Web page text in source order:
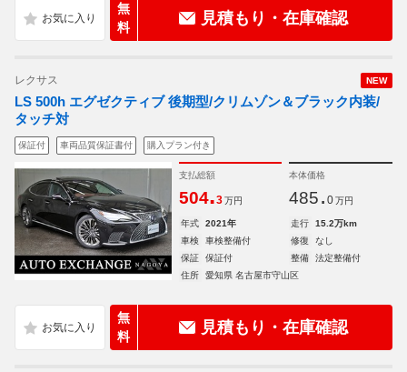
無
料
見積もり・在庫確認
NEW
レクサス
LS 500h エグゼクティブ 後期型/クリムゾン＆ブラック内装/
タッチ対
保証付 車両品質保証書付 購入プラン付き
支払総額
504.3 万円
本体価格
485. 0 万円
年式 2021年 走行
15.2万km
車検
車検整備付 修復
なし
保証
保証付 整備
法定整備付
住所
愛知県 名古屋市守山区
無
料
見積もり・在庫確認